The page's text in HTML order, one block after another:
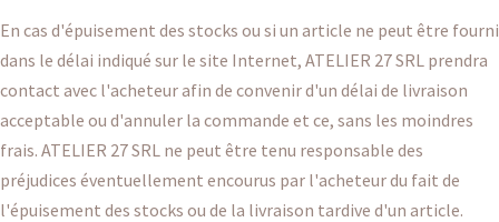
En cas d'épuisement des stocks ou si un article ne peut être fourni
dans le délai indiqué sur le site Internet, ATELIER 27 SRL prendra
contact avec l'acheteur afin de convenir d'un délai de livraison
acceptable ou d'annuler la commande et ce, sans les moindres
frais. ATELIER 27 SRL ne peut être tenu responsable des
préjudices éventuellement encourus par l'acheteur du fait de
l'épuisement des stocks ou de la livraison tardive d'un article.